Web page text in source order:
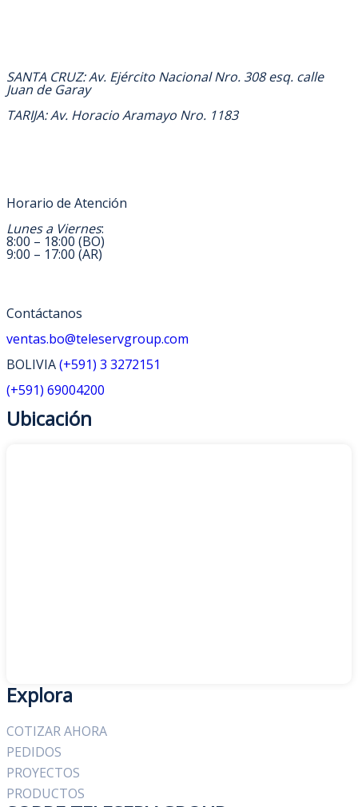
SANTA CRUZ: Av. Ejército Nacional Nro. 308 esq. calle
Juan de Garay
TARIJA: Av. Horacio Aramayo Nro. 1183
Horario de Atención
Lunes a Viernes:
8:00 – 18:00 (BO)
9:00 – 17:00 (AR)
Contáctanos
ventas.bo@teleservgroup.com
BOLIVIA(+591) 3 3272151
(+591) 69004200
Explora
COTIZAR AHORA
PEDIDOS
PROYECTOS
PRODUCTOS
Ubicación